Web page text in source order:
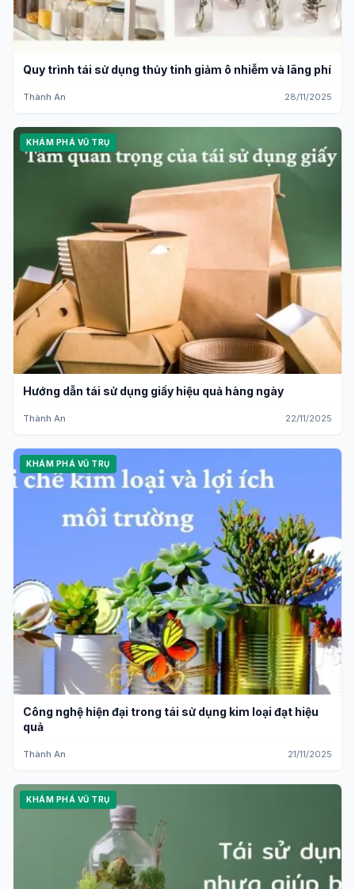
Quy trình tái sử dụng thủy tinh giảm ô nhiễm và lãng phí
Thành An 28/11/2025
KHÁM PHÁ VŨ TRỤ
Hướng dẫn tái sử dụng giấy hiệu quả hàng ngày
Thành An 22/11/2025
KHÁM PHÁ VŨ TRỤ
Công nghệ hiện đại trong tái sử dụng kim loại đạt hiệu
quả
Thành An 21/11/2025
KHÁM PHÁ VŨ TRỤ